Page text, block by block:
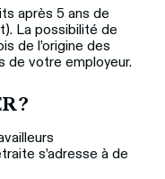
après 5 ans de
La possibilité de
de l’origine des
de votre employeur.
?
s’adresse à de